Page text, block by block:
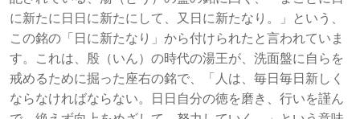
に新たに日日に新たにして、又日に新たなり。」という、
この銘の「日に新たなり」から付けられたと言われていま
す。これは、殷（いん）の時代の湯王が、洗面盤に自らを
戒めるために掘った座右の銘で、「人は、毎日毎日新しく
ならなければならない。日日自分の徳を磨き、行いを謹ん